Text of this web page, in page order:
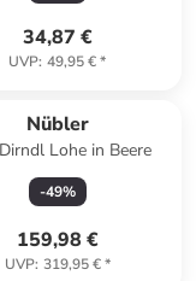
34,87 €
UVP: 49,95 €*
Nübler
Lohe in Beere
-49%
159,98 €
UVP: 319,95 €*